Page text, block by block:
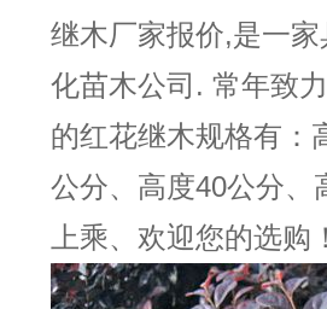
继木厂家报价,是一
化苗木公司. 常年致
的红花继木规格有：
公分、高度40公分、
上乘、欢迎您的选购！